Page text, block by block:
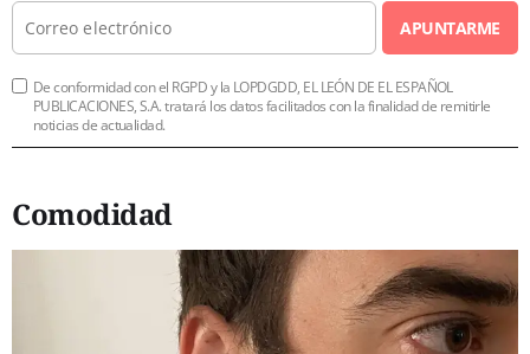
APUNTARME
De conformidad con el RGPD y la LOPDGDD, EL LEÓN DE EL ESPAÑOL
PUBLICACIONES, S.A. tratará los datos facilitados con la finalidad de remitirle
noticias de actualidad.
Comodidad